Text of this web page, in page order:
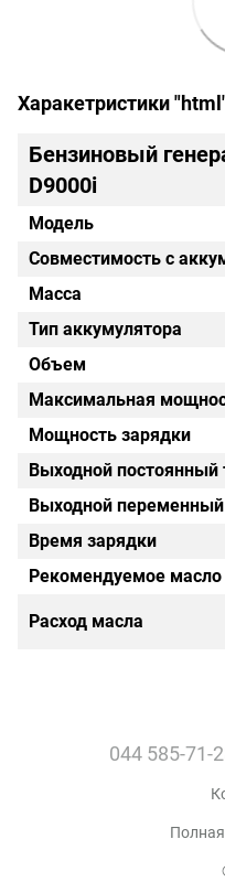
Харакетристики
Бензиновый
D9000i
Модель
Совместимость с
Масса
Тип аккумулятора
Объем
Максимальная
Мощность зарядки
Выходной постоянный
Выходной переменный
Время зарядки
Рекомендуемое масло
Расход масла
044 585-71-